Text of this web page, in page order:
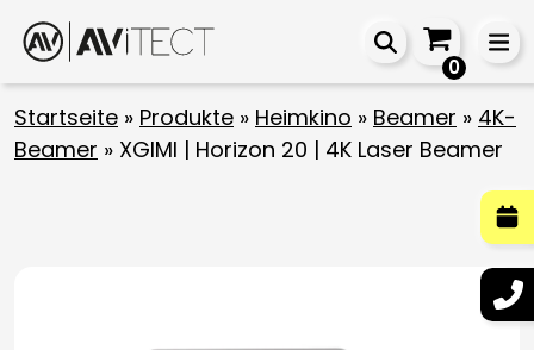
0
Startseite » Produkte » Heimkino » Beamer » 4K-
Beamer » XGIMI | Horizon 20 | 4K Laser Beamer